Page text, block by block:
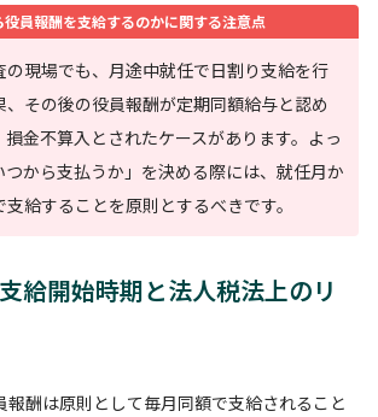
員報酬を支給するのかに関する注意点
の現場でも、月途中就任で日割り支給を行
、その後の役員報酬が定期同額給与と認め
損金不算入とされたケースがあります。よっ
つから支払うか」を決める際には、就任月か
支給することを原則とするべきです。
給開始時期と法人税法上のリ
報酬は原則として毎月同額で支給されること